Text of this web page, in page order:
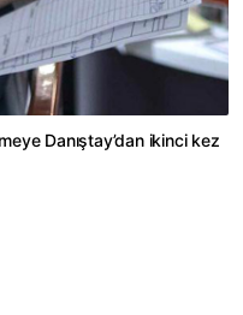
Danıştay’dan ikinci kez